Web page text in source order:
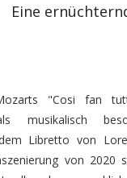
Eine
"Cosi fan
musikalisch
Libretto von
von 2020